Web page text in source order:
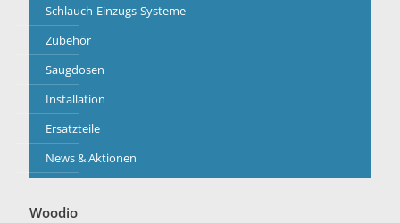
Schlauch-Einzugs-Systeme
Zubehör
Saugdosen
Installation
Ersatzteile
News & Aktionen
Woodio